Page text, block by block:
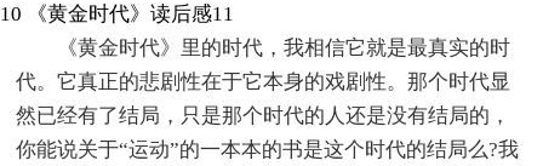
10
《黄金时代》里的时代，我相信它就是最真实的时
代。它真正的悲剧性在于它本身的戏剧性。那个时代显
然已经有了结局，只是那个时代的人还是没有结局的，
你能说关于“运动”的一本本的书是这个时代的结局么?我
《黄金时代》读后感11